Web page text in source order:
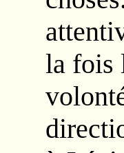
la fois